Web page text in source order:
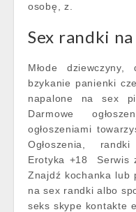
osobę, z.
Sex randki
Młode
bzykanie panienki
napalone na sex
Darmowe
ogłoszeniami
Ogłoszenia,
Erotyka +18 ️ Serwis
Znajdź kochanka lub
na sex randki albo
seks skype kontakte